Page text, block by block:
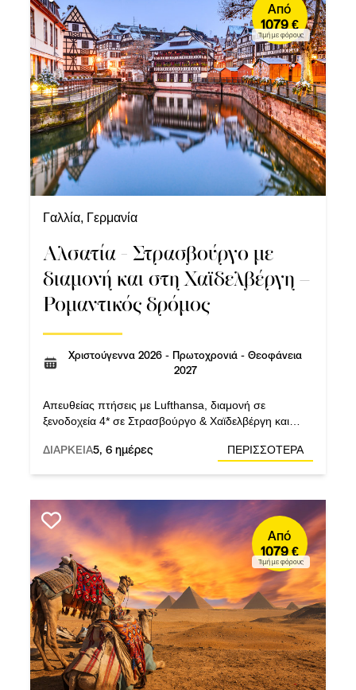
Από
1079 €
Τιμή με φόρους
Γαλλία, Γερμανία
Αλσατία - Στρασβούργο με
διαμονή και στη Χαϊδελβέργη –
Ρομαντικός δρόμος
Χριστούγεννα 2026 - Πρωτοχρονιά - Θεοφάνεια
2027
Απευθείας πτήσεις με Lufthansa, διαμονή σε
ξενοδοχεία 4* σε Στρασβούργο & Χαϊδελβέργη και
Τάουμπερ.
ΔΙΑΡΚΕΙΑ5, 6 ημέρες ΠΕΡΙΣΣΟΤΕΡΑ
Από
1079 €
Τιμή με φόρους